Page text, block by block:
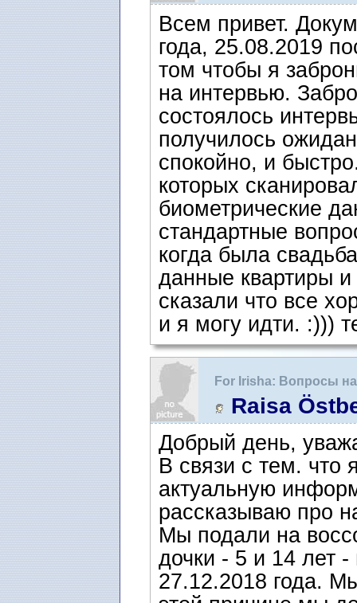
Всем привет.
года, 25.08.2019
том чтобы я
на интервью.
состоялось
получилось
спокойно, и
которых
биометрические
стандартные
когда была
данные квартиры
сказали что все
и я могу идти. :)))
For Irisha: Вопросы
интервью
Raisa
Добрый день,
В связи с тем. что
актуальную
рассказываю про
Мы подали на
дочки - 5 и 14 лет
27.12.2018 года.